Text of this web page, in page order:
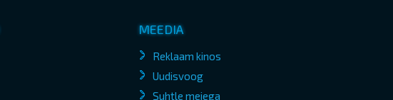
MEEDIA
Reklaam kinos
Uudisvoog
Suhtle meiega